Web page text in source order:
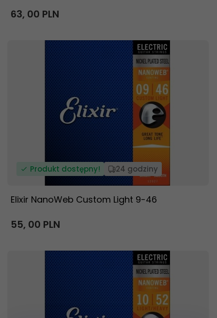
63, 00 PLN
Produkt dostępny! 24 godziny
Elixir NanoWeb Custom Light 9-46
55, 00 PLN